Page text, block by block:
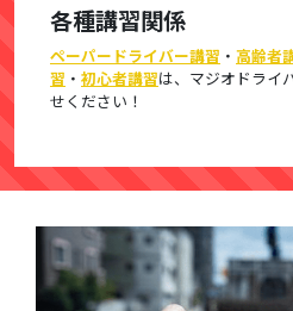
各種講習関係
ペーパードライバー講習 ・ 高齢者
習 ・ 初心者講習は、マジオドライ
せください！